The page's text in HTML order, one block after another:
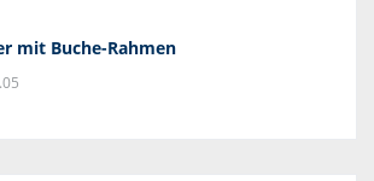
mit Buche-Rahmen